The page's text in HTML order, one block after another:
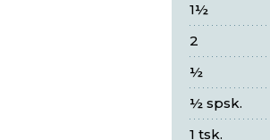
1½
2
½
½ spsk.
1 tsk.